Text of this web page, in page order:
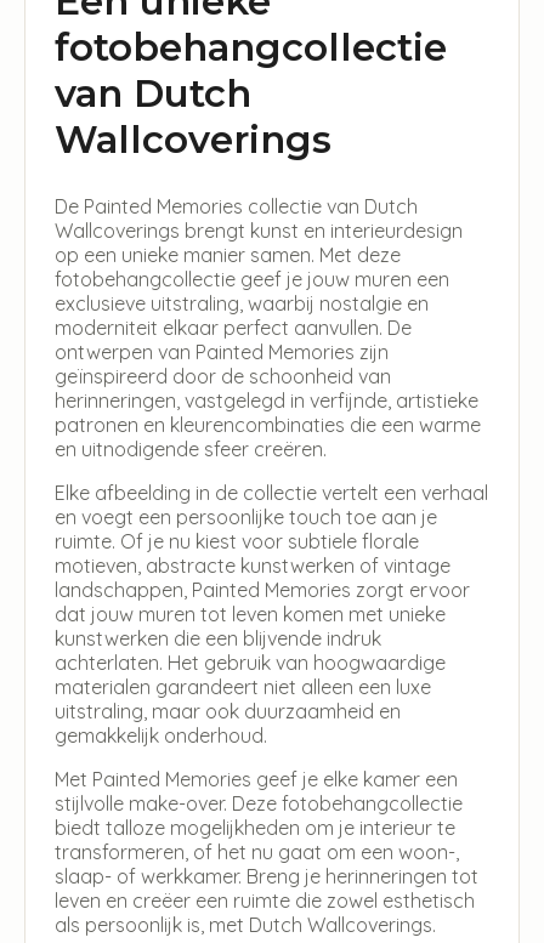
fotobehangcollectie
van Dutch
Wallcoverings
De Painted Memories collectie van Dutch
Wallcoverings brengt kunst en interieurdesign
op een unieke manier samen. Met deze
fotobehangcollectie geef je jouw muren een
exclusieve uitstraling, waarbij nostalgie en
moderniteit elkaar perfect aanvullen. De
ontwerpen van Painted Memories zijn
geïnspireerd door de schoonheid van
herinneringen, vastgelegd in verfijnde, artistieke
patronen en kleurencombinaties die een warme
en uitnodigende sfeer creëren.
Elke afbeelding in de collectie vertelt een verhaal
en voegt een persoonlijke touch toe aan je
ruimte. Of je nu kiest voor subtiele florale
motieven, abstracte kunstwerken of vintage
landschappen, Painted Memories zorgt ervoor
dat jouw muren tot leven komen met unieke
kunstwerken die een blijvende indruk
achterlaten. Het gebruik van hoogwaardige
materialen garandeert niet alleen een luxe
uitstraling, maar ook duurzaamheid en
gemakkelijk onderhoud.
Met Painted Memories geef je elke kamer een
stijlvolle make-over. Deze fotobehangcollectie
biedt talloze mogelijkheden om je interieur te
transformeren, of het nu gaat om een woon-,
slaap- of werkkamer. Breng je herinneringen tot
leven en creëer een ruimte die zowel esthetisch
als persoonlijk is, met Dutch Wallcoverings.